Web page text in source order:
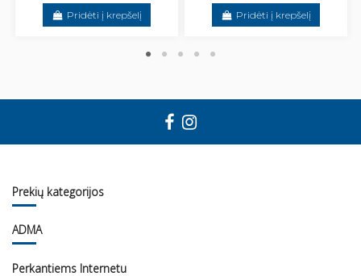
Pridėti į krepšelį Pridėti į krepšelį
Prekių kategorijos
ADMA
Perkantiems Internetu